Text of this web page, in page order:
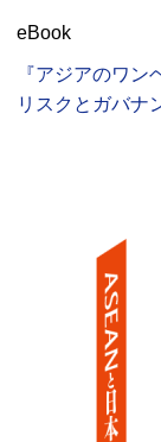
eBook
『アジアのワ
リスクとガバナ